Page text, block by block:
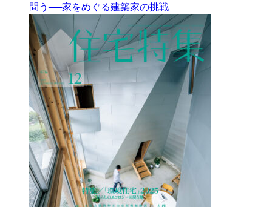
問う──家をめぐる建築家の挑戦